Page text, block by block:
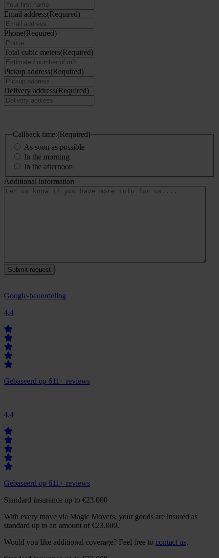
Email address(Required)
Phone(Required)
Total cubic meters(Required)
Pickup address(Required)
Delivery address(Required)
Callback time:(Required)
As soon as possible
In the morning
In the afternoon
Additional information
Google-beoordeling
4.4
Gebaseerd op 611+ reviews
4.4
Gebaseerd op 611+ reviews
Standard insurance up to €23.000
With every move via Magic Movers, your goods are insured as
standard up to an amount of €23.000.
Would you like additional coverage? Feel free to contact us.